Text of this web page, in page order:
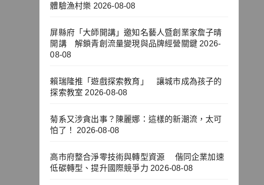
體驗漁村樂 2026-08-08
屏縣府「大師開講」邀知名藝人暨創業家詹子晴
開講 解鎖青創流量變現與品牌經營關鍵 2026-
08-08
賴瑞隆推「遊戲探索教育」 讓城市成為孩子的
探索教室 2026-08-08
菊系又涉貪出事？陳麗娜：這樣的新潮流，太可
怕了！
2026-08-08
高市府整合淨零技術與轉型資源 偕同企業加速
低碳轉型、提升國際競爭力 2026-08-08